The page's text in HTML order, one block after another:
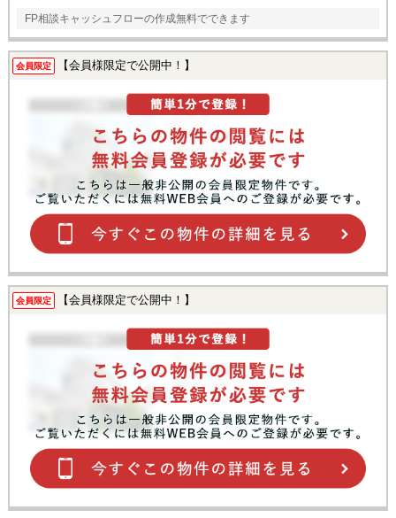
FP相談キャッシュフローの作成無料でできます
会員限定 【会員様限定で公開中！】
会員限定 【会員様限定で公開中！】